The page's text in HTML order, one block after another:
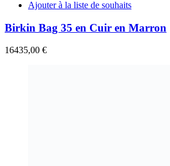
Ajouter à la liste de souhaits
Birkin Bag 35 en Cuir en Marron
16435,00 €